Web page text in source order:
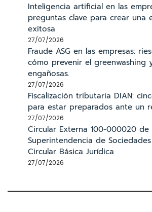
Inteligencia artificial en las
preguntas clave para crear una
exitosa
27/07/2026
Fraude ASG en las empresas:
cómo prevenir el greenwashing
engañosas.
27/07/2026
Fiscalización tributaria DIAN:
para estar preparados ante un
27/07/2026
Circular Externa 100-000020 de
Superintendencia de
Circular Básica Jurídica
27/07/2026